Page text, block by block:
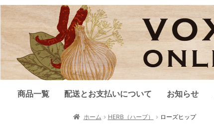
商品一覧 配送とお支払いについて お知らせ
ホーム HERB（ハーブ） ローズヒップ